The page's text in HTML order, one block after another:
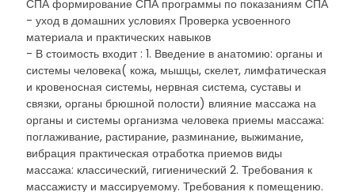
СПА формирование СПА программы по показаниям СПА
- уход в домашних условиях Проверка усвоенного
материала и практических навыков
- В стоимость входит : 1. Введение в анатомию: органы и
системы человека( кожа, мышцы, скелет, лимфатическая
и кровеносная системы, нервная система, суставы и
связки, органы брюшной полости) влияние массажа на
органы и системы организма человека приемы массажа:
поглаживание, растирание, разминание, выжимание,
вибрация практическая отработка приемов виды
массажа: классический, гигиенический 2. Требования к
массажисту и массируемому. Требования к помещению.